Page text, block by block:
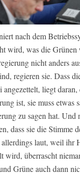
nach dem
wird, was die
nicht anders
regieren sie. Dass
liegt
ist, sie muss
zu sagen hat.
dass sie die Stimme
laut, weil ihr
wird, überrascht
Grüne auch dann